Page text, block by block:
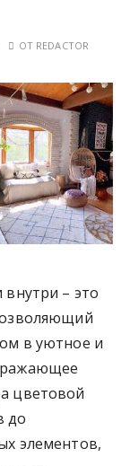
ОТ REDACTOR
– это
в уютное и
цветовой
до
элементов,